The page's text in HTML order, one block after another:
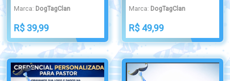
Marca: DogTagClan
R$ 39,99
Marca: DogTagClan
R$ 49,99